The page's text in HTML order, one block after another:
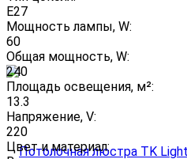
E27
Мощность лампы, W:
60
Общая мощность, W:
240
Площадь освещения, м²:
13.3
Напряжение, V:
220
Цвет и материал: